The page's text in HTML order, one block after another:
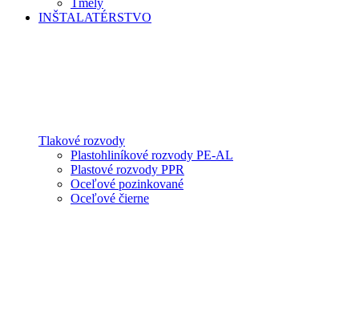
Tmely
INŠTALATÉRSTVO
Tlakové rozvody
Plastohliníkové rozvody PE-AL
Plastové rozvody PPR
Oceľové pozinkované
Oceľové čierne